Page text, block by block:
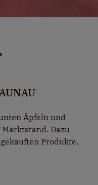
Äpfeln und
Dazu
Produkte.